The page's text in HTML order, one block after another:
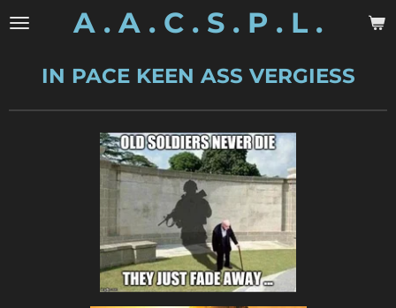
Zum
A . A . C . S . P . L .
IN PACE KEEN ASS VERGIESS